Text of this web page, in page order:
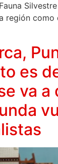
región como
es
va a